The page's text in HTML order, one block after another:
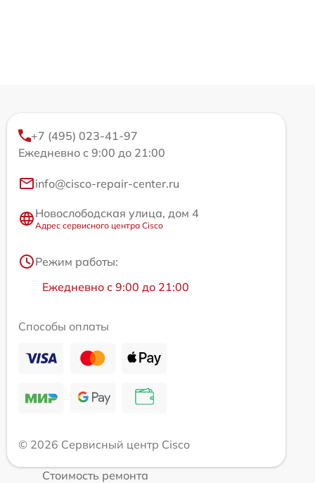
+7 (495) 023-41-97
Ежедневно с 9:00 до 21:00
info@cisco-repair-center.ru
Новослободская улица, дом 4
Адрес сервисного центра Cisco
Режим работы:
Ежедневно с 9:00 до 21:00
Способы оплаты
© 2026 Сервисный центр Cisco
Стоимость ремонта